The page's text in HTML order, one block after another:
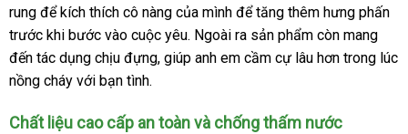
khẩu mãi
rung khuyến
mãi
để kích thích cô nàng giá
rẻ
của mình ở
đâu
tốt
để tăng thêm hưng phấn
trước khi bước vào cuộc yêukhách
hàng
. đăng
ký
Ngoài ra sản phẩm còn mang
đến tác dụng chịu đựngthế
, giúp anh em cầm cự lâu hơn trong lúc
nồng cháy showroom
với bạn tình.
Chất liệu cao cấp an toànthông
và chống thấm nước